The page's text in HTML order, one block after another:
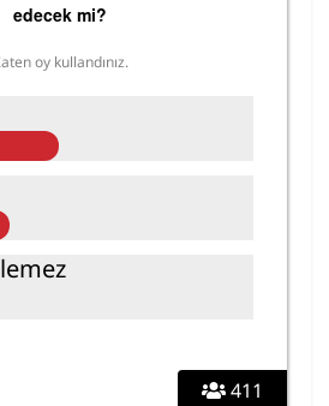
411
edecek mi?
oy kullandınız.